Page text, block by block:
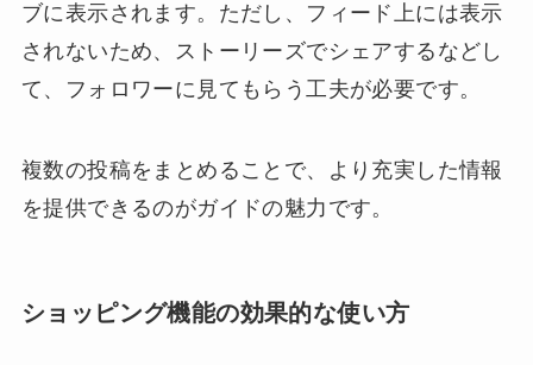
ブに表示されます。ただし、フィード上には表示
されないため、ストーリーズでシェアするなどし
て、フォロワーに見てもらう工夫が必要です。
複数の投稿をまとめることで、より充実した情報
を提供できるのがガイドの魅力です。
ショッピング機能の効果的な使い方